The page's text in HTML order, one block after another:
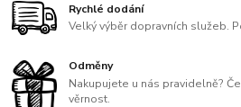
Rychlé dodání
Velký výběr dopravních služeb.
Odměny
Nakupujete u nás pravidelně?
věrnost.